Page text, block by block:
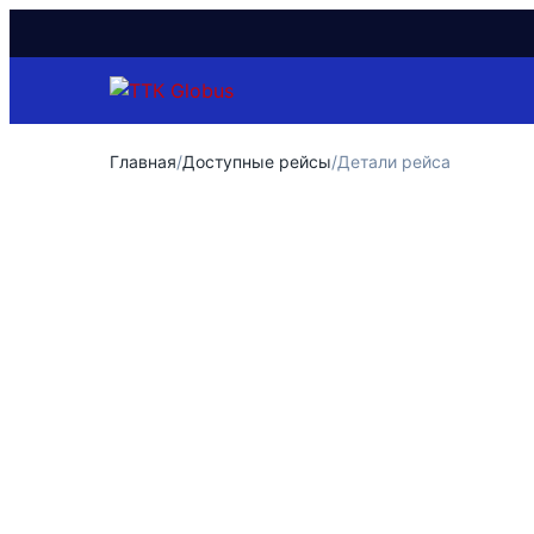
Главная/Доступные рейсы/Детали рейса